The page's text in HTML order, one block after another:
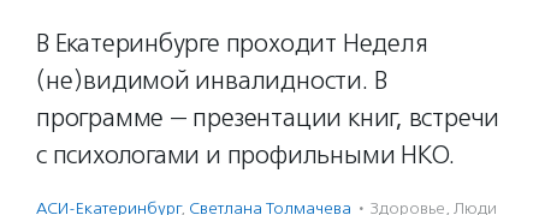
В Екатеринбурге проходит Неделя
(не)видимой инвалидности. В
программе — презентации книг, встречи
с психологами и профильными НКО.
АСИ-Екатеринбург, Светлана Толмачева · Здоровье, Люди